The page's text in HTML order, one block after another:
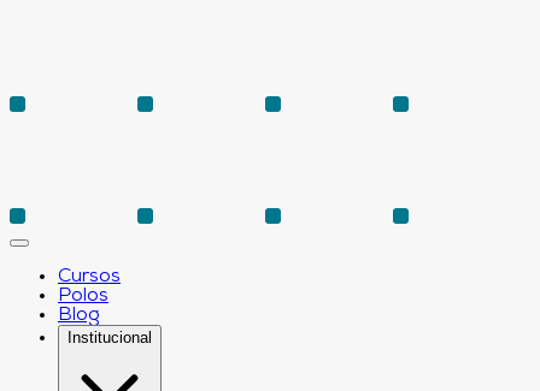
Cursos
Polos
Blog
Institucional